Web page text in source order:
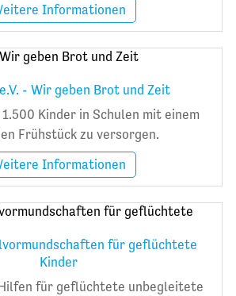
Informationen
- Wir geben Brot und Zeit
Kinder in Schulen mit einem
Frühstück zu versorgen.
Informationen
für geflüchtete
Kinder
für geflüchtete unbegleitete